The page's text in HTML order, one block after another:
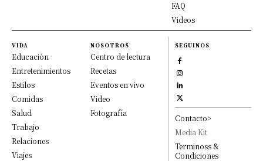
FAQ
Videos
VIDA
Educación
Entretenimientos
Estilos
Comidas
Salud
Trabajo
Relaciones
Viajes
NOSOTROS
Centro de lectura
Recetas
Eventos en vivo
Video
Fotografía
SEGUINOS
Contacto>
Media Kit
Terminoss &
Condiciones